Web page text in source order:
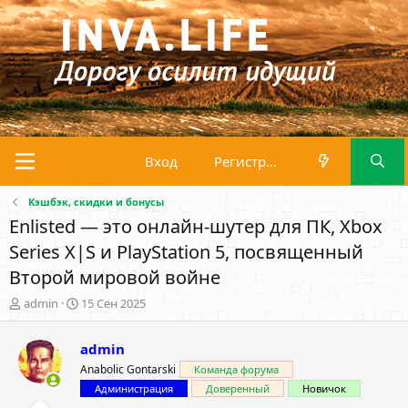
Вход Регистрация
Кэшбэк, скидки и бонусы
Enlisted — это онлайн-шутер для ПК, Xbox
Series X|S и PlayStation 5, посвященный
Второй мировой войне
А
в
о
р
т
admin
Д
а
а
н
а
ч
15 Сен 2025
admin
Anabolic Gontarski
Команда форума
Администрация
Доверенный Новичок